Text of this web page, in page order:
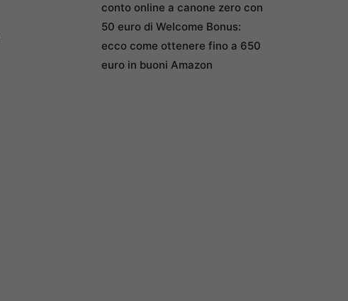
conto online a canone zero con
50 euro di Welcome Bonus:
ecco come ottenere fino a 650
euro in buoni Amazon